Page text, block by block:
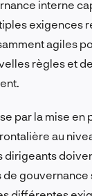
interne
exigences
agiles
règles et
par la mise en
au
dirigeants
de gouvernance